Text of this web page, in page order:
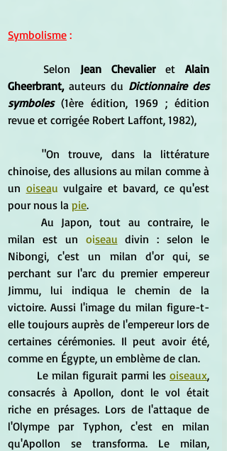
Symbolisme :
	Selon
Jean Chevalier et Alain
Gheerbrant, auteurs du Dictionnaire des
symboles (1ère édition, 1969 ; édition
revue et corrigée Robert Laffont, 1982),
	"On trouve, dans la littérature
chinoise, des allusions au milan comme à
un oiseau vulgaire et bavard, ce qu'est
pour nous la pie.
milan est un oiseau divin : selon le
Nibongi, c'est un milan d'or qui, se
perchant sur l'arc du premier empereur
Jimmu, lui indiqua le chemin de la
victoire. Aussi l'image du milan figure-t-
elle toujours auprès de l'empereur lors de
certaines cérémonies. Il peut avoir été,
comme en Égypte, un emblème de clan.
	Le milan figurait parmi les
oiseaux,
consacrés à Apollon, dont le vol était
riche en présages. Lors de l'attaque de
l'Olympe par Typhon, c'est en milan
qu'Apollon se transforma. Le milan,